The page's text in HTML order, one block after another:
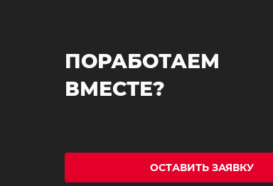
ПОРАБОТАЕМ
ВМЕСТЕ?
ОСТАВИТЬ ЗАЯВКУ